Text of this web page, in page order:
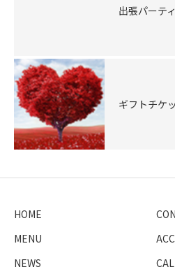
出張パーテ
ギフトチケ
HOME
MENU
NEWS